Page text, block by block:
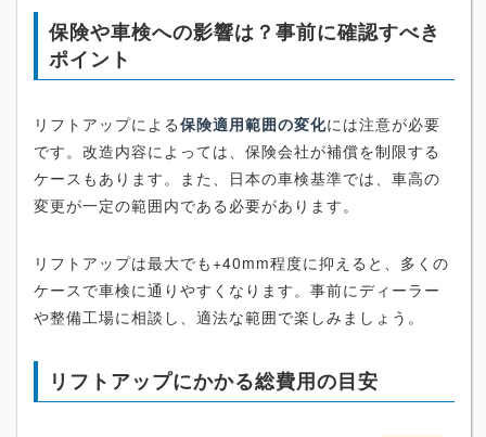
保険や車検への影響は？事前に確認すべき
ポイント
リフトアップによる保険適用範囲の変化には注意が必要
です。改造内容によっては、保険会社が補償を制限する
ケースもあります。また、日本の車検基準では、車高の
変更が一定の範囲内である必要があります。
リフトアップは最大でも+40mm程度に抑えると、多くの
ケースで車検に通りやすくなります。事前にディーラー
や整備工場に相談し、適法な範囲で楽しみましょう。
リフトアップにかかる総費用の目安